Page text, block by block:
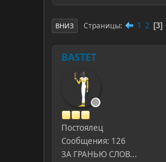
ВНИЗ Страницы 1 2 3
BASTET
Постоялец
Сообщения: 126
ЗА ГРАНЬЮ СЛОВ...